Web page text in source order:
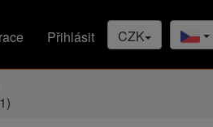
CZK
Přihlásit